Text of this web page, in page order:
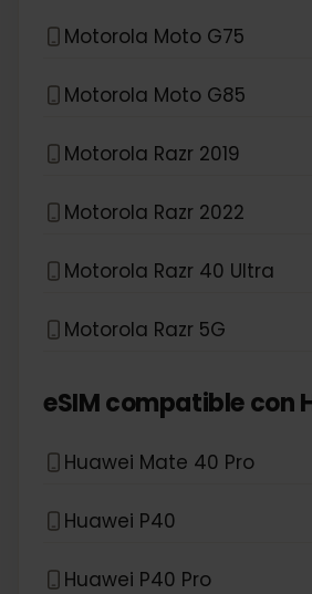
Motorola Moto G75
Motorola Moto G85
Motorola Razr 2019
Motorola Razr 2022
Motorola Razr 40 Ultra
Motorola Razr 5G
eSIM compatible con
Huawei Mate 40 Pro
Huawei P40
Huawei P40 Pro